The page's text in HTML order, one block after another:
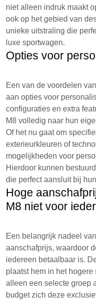
niet alleen indruk maakt
ook op het gebied van
unieke uitstraling die
luxe sportwagen.
Opties voor
Een van de voordelen
aan opties voor
configuraties en extra
M8 volledig naar hun
Of het nu gaat om
exterieurkleuren of
mogelijkheden voor
Hierdoor kunnen
die perfect aansluit bij
Hoge
M8 niet voor
Een belangrijk nadeel
aanschafprijs, waardoor
iedereen betaalbaar is.
plaatst hem in het
alleen een selecte groep
budget zich deze